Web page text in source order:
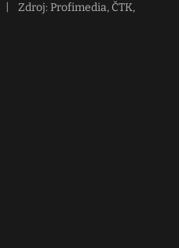
Zdroj: Profimedia, ČTK,